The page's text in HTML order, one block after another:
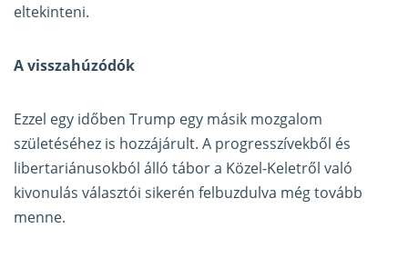
eltekinteni.
A visszahúzódók
Ezzel egy időben Trump egy másik mozgalom
születéséhez is hozzájárult. A progresszívekből és
libertariánusokból álló tábor a Közel-Keletről való
kivonulás választói sikerén felbuzdulva még tovább
menne.